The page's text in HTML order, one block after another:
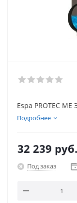
Espa PROTEC
Подробнее
32 239 руб.
Под заказ